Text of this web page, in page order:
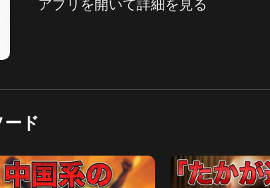
アプリを開いて詳細を見る
ド